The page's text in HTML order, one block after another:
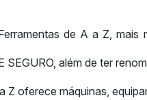
Elétricas
de A a Z, mais
além de ter
Z oferece máquinas,